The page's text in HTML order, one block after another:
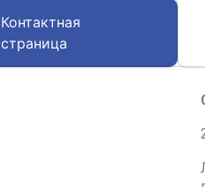
Контактная
страница